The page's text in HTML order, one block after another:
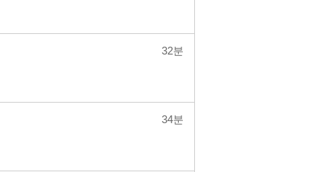
32분
34분